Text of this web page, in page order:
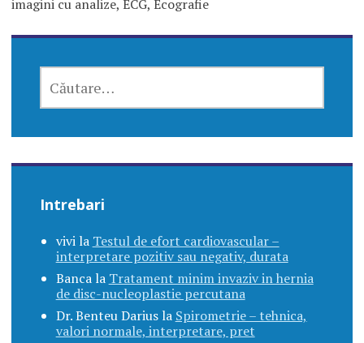
imagini cu analize, ECG, Ecografie
DUPĂ:
Intrebari
vivila Testul de efort cardiovascular –
interpretare pozitiv sau negativ, durata
Bancala Tratament minim invaziv in hernia
de disc-nucleoplastie percutana
Dr. Benteu Dariusla Spirometrie – tehnica,
valori normale, interpretare, pret